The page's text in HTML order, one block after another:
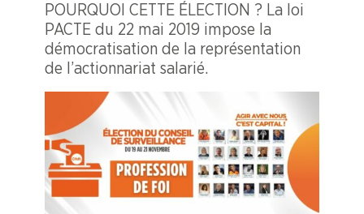
POURQUOI CETTE ÉLECTION ? La loi
PACTE du 22 mai 2019 impose la
démocratisation de la représentation
de l’actionnariat salarié.